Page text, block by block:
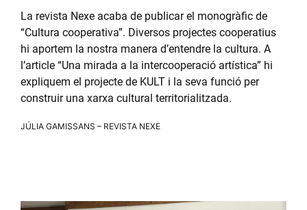
La revista Nexe acaba de publicar el monogràfic de
“Cultura cooperativa”. Diversos projectes cooperatius
hi aportem la nostra manera d’entendre la cultura. A
l’article “Una mirada a la intercooperació artística” hi
expliquem el projecte de KULT i la seva funció per
construir una xarxa cultural territorialitzada.
JÚLIA GAMISSANS – REVISTA NEXE